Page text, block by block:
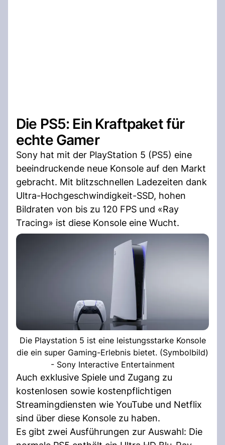
Die PS5: Ein Kraftpaket für
echte Gamer
Sony hat mit der PlayStation 5 (PS5) eine
beeindruckende neue Konsole auf den Markt
gebracht. Mit blitzschnellen Ladezeiten dank
Ultra-Hochgeschwindigkeit-SSD, hohen
Bildraten von bis zu 120 FPS und «Ray
Tracing» ist diese Konsole eine Wucht.
Die Playstation 5 ist eine leistungsstarke Konsole
die ein super Gaming-Erlebnis bietet. (Symbolbild)
- Sony Interactive Entertainment
Auch exklusive Spiele und Zugang zu
kostenlosen sowie kostenpflichtigen
Streamingdiensten wie YouTube und Netflix
sind über diese Konsole zu haben.
Es gibt zwei Ausführungen zur Auswahl: Die